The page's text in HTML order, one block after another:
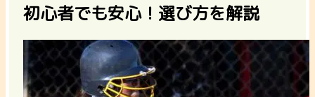
初心者でも安心！選び方を解説